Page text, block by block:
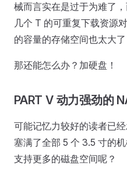
械而言实在是过于为难了
几个 T 的可重复下载资源
的容量的存储空间也太大了
那还能怎么办？加硬盘！
PART V 动力强劲的
可能记忆力较好的读者已
塞满了全部 5 个 3.5 寸的
支持更多的磁盘空间呢？